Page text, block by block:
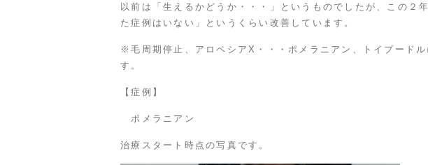
以前は「生えるかどうか・・・」というものでしたが、この２
た症例はいない」というくらい改善しています。
※毛周期停止、アロペシアX・・・ポメラニアン、トイプード
す。
【症例】
ポメラニアン
治療スタート時点の写真です。